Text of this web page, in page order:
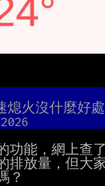
火沒什麼好處
功能，網上查
排放量，但大
？